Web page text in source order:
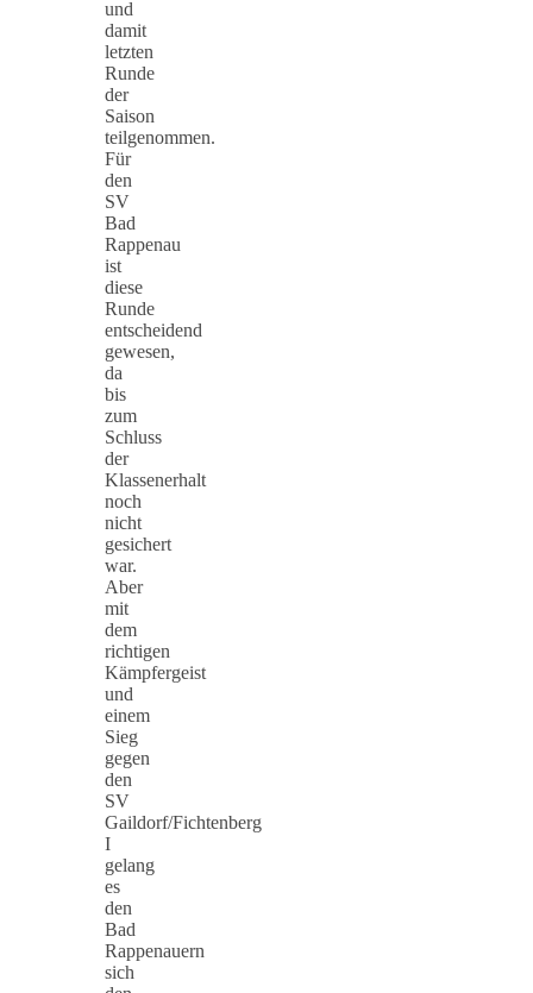
und
damit
letzten
Runde
der
Saison
teilgenommen.
Für
den
SV
Bad
Rappenau
ist
diese
Runde
entscheidend
gewesen,
da
bis
zum
Schluss
der
Klassenerhalt
noch
nicht
gesichert
war.
Aber
mit
dem
richtigen
Kämpfergeist
und
einem
Sieg
gegen
den
SV
Gaildorf/Fichtenberg
I
gelang
es
den
Bad
Rappenauern
sich